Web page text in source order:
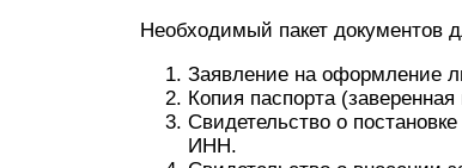
Необходимый пакет документов
Заявление на оформление
Копия паспорта
Свидетельство о
ИНН.